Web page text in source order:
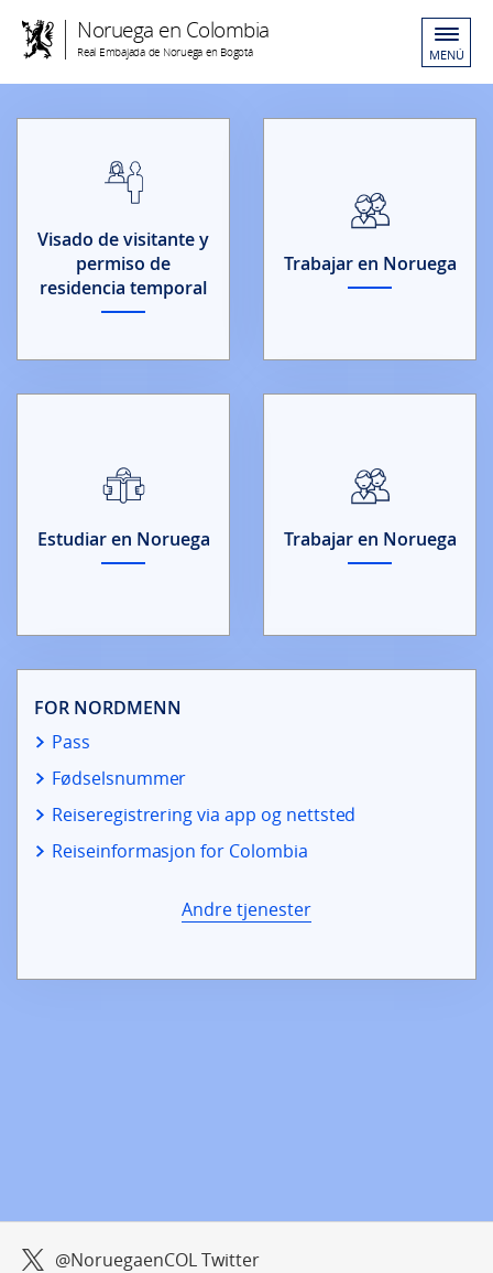
Noruega en Colombia
Real Embajada de Noruega en Bogotá MENÚ
Visado de visitante y
permiso de
residencia temporal
Trabajar en Noruega
Trabajar en Noruega
Estudiar en Noruega
FOR NORDMENN
Pass
Fødselsnummer
Reiseregistrering via app og nettsted
Reiseinformasjon for Colombia
Andre tjenester
@NoruegaenCOL Twitter